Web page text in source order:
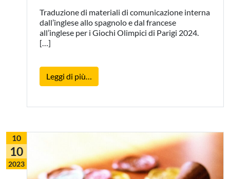
Traduzione di materiali di comunicazione interna
dall’inglese allo spagnolo e dal francese
all’inglese per i Giochi Olimpici di Parigi 2024.
[…]
Leggi di più…
10
10
2023